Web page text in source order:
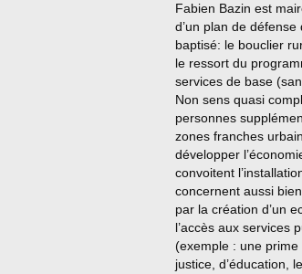
Fabien Bazin est
d’un plan de
baptisé: le bouclier
le ressort du
services de base
Non sens quasi
personnes
zones franches
développer
convoitent
concernent aussi
par la création d’un
l’accès aux services
(exemple : une prime
justice, d’éducation,